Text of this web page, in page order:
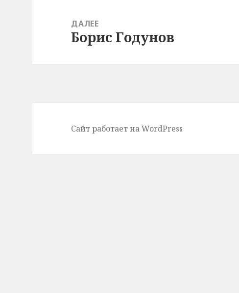
ДАЛЕЕ
Следующая
Борис Годунов
Сайт работает на WordPress